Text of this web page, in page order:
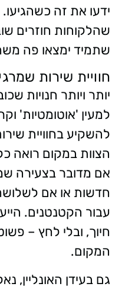
ידעו את זה
שהלקוחות חוזרים
שתמיד ימצאו פה
חוויית שירות
יותר ויותר חנויות
למעין 'אוטומטיות'
להשקיע בחוויית
הצוות במקום רואה
אם מדובר בצעירה
חדשות או אם
עבור הקטנטנים.
חיוך, ובלי לחץ –
המקום.
גם בעידן האונליין,